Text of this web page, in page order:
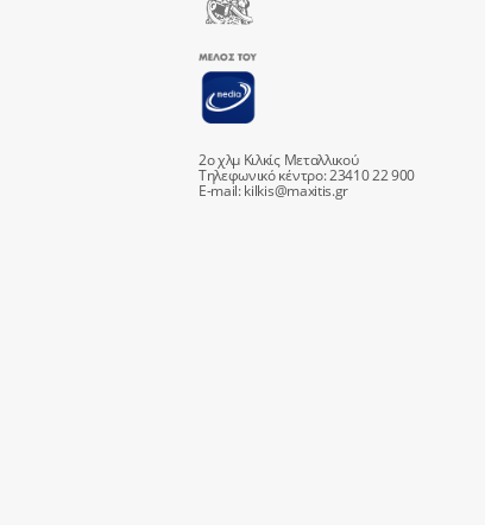
2ο χλμ Κιλκίς Μεταλλικού
Τηλεφωνικό κέντρο: 23410 22 900
E-mail:kilkis@maxitis.gr